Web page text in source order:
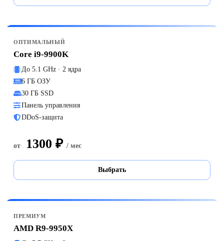
ОПТИМАЛЬНЫЙ
Core i9-9900K
До 5.1 GHz · 2 ядра
6 ГБ ОЗУ
30 ГБ SSD
Панель управления
DDoS-защита
от 1300 ₽ / мес
Выбрать
ПРЕМИУМ
AMD R9-9950X